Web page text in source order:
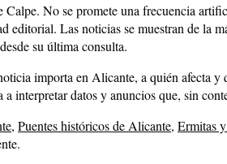
No se promete una frecuencia
Las noticias se muestran de la
su última consulta.
importa en Alicante, a quién afecta
interpretar datos y anuncios que, sin
, Puentes históricos de Alicante, Ermitas